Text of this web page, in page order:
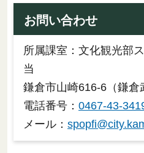
お問い合わせ
所属課室：文化観光部
当
鎌倉市山崎616-6（鎌倉
電話番号： 0467-43-
メール：